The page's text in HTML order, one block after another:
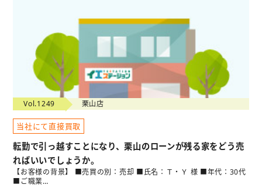
Vol.1249 栗山店
当社にて直接買取
転勤で引っ越すことになり、栗山のローンが残る家をどう売
ればいいでしょうか。
【お客様の背景】 ■売買の別：売却 ■氏名：Ｔ・Ｙ 様 ■年代：30代
■ご職業…